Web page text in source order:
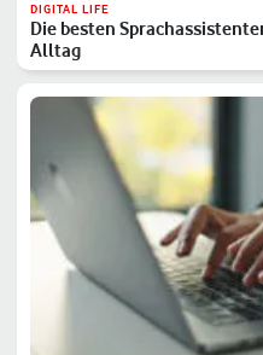
DIGITAL LIFE
Die besten
Alltag